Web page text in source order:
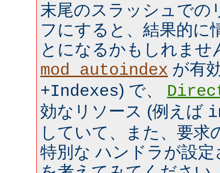
末尾のスラッシュでの
フにすると、結果的に
とになるかもしれませ
mod_autoindex が有
+Indexes) で、
効なリソース (例えば
していて、また、要求
特別な ハンドラが設